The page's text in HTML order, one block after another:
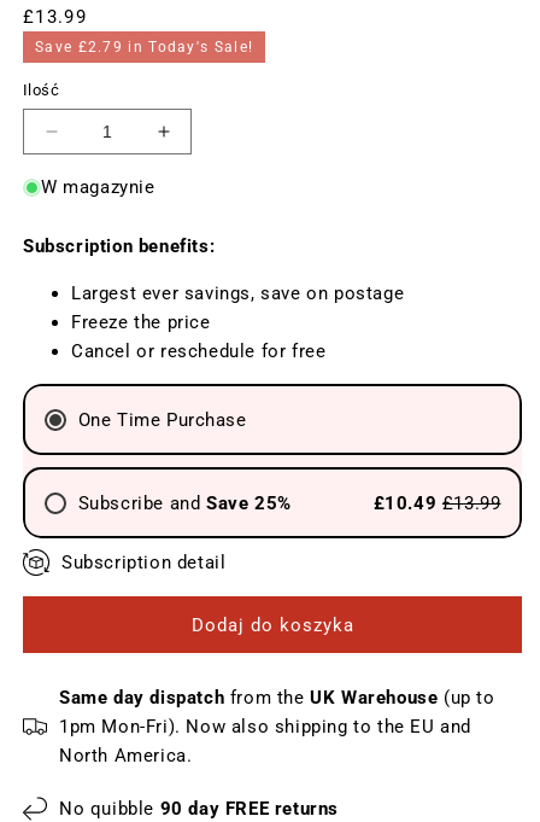
Cena
regularna
£13.99
Save £2.79 in Today's Sale!
Ilość
Zmniejsz
3
mg
(kwas
100
tabletek
wegańskich
Zwiększ
3
mg
(kwas
wegańskich
W magazynie
Subscription benefits:
Largest ever savings, save on postage
Freeze the price
Cancel or reschedule for free
One Time Purchase
Subscribe and Save 25% £10.49 £13.99
Send every 4 weeks
Send every 8 weeks
Subscription detail
Dodaj do koszyka
Same day dispatch from theUK Warehouse (up to
1pm Mon-Fri). Now also shipping to the EU and
North America.
No quibble 90 day FREE returns